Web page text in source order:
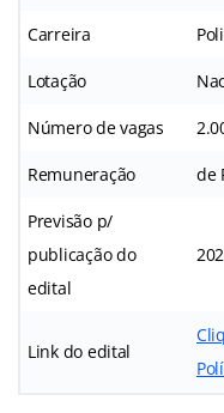
Carreira
Lotação
Número de vagas
Remuneração de
Previsão p/
publicação do
edital
Link do edital